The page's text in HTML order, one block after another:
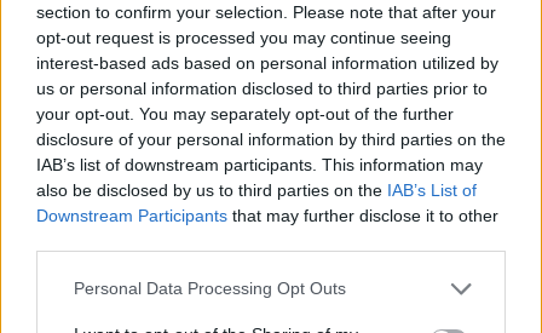
section to confirm your selection. Please note that after your
opt-out request is processed you may continue seeing
interest-based ads based on personal information utilized by
us or personal information disclosed to third parties prior to
your opt-out. You may separately opt-out of the further
disclosure of your personal information by third parties on the
IAB’s list of downstream participants. This information may
also be disclosed by us to third parties on the IAB’s List of
Downstream Participants that may further disclose it to other
Personal Data Processing Opt Outs
ΕΦΕΤ: Ανακαλεί γεμιστό ρολό κοτόπουλο
Υφαντής - Εντοπίστηκε σαλμονέλα
Εγγραφή στο newsletter